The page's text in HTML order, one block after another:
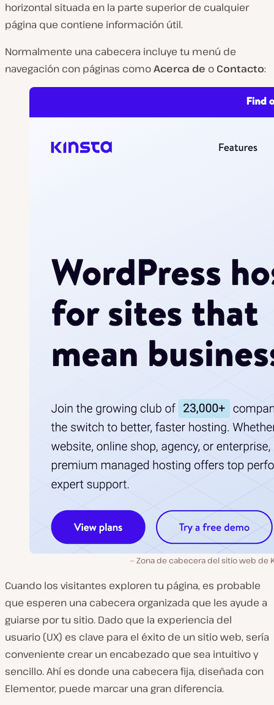
horizontal situada en la parte superior de cualquier
página que contiene información útil.
Normalmente una cabecera incluye tu menú de
navegación con páginas comoAcerca de o Contacto:
Zona de cabecera del sitio web de
Cuando los visitantes exploren tu página, es probable
que esperen una cabecera organizada que les ayude a
guiarse por tu sitio. Dado que la experiencia del
usuario (UX) es clave para el éxito de un sitio web, sería
conveniente crear un encabezado que sea intuitivo y
sencillo. Ahí es donde una cabecera fija, diseñada con
Elementor, puede marcar una gran diferencia.